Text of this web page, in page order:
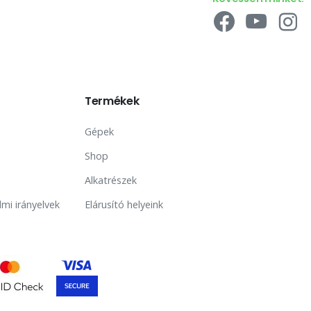
irányelvek
Termékek
Gépek
Shop
Alkatrészek
Elárusító helyeink